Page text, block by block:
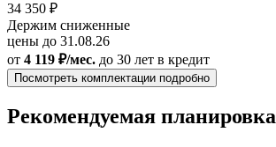
34 350 ₽
Держим сниженные
цены до 31.08.26
от 4 119 ₽/мес. до 30 лет в кредит
Посмотреть комплектации подробно
Рекомендуемая планировка